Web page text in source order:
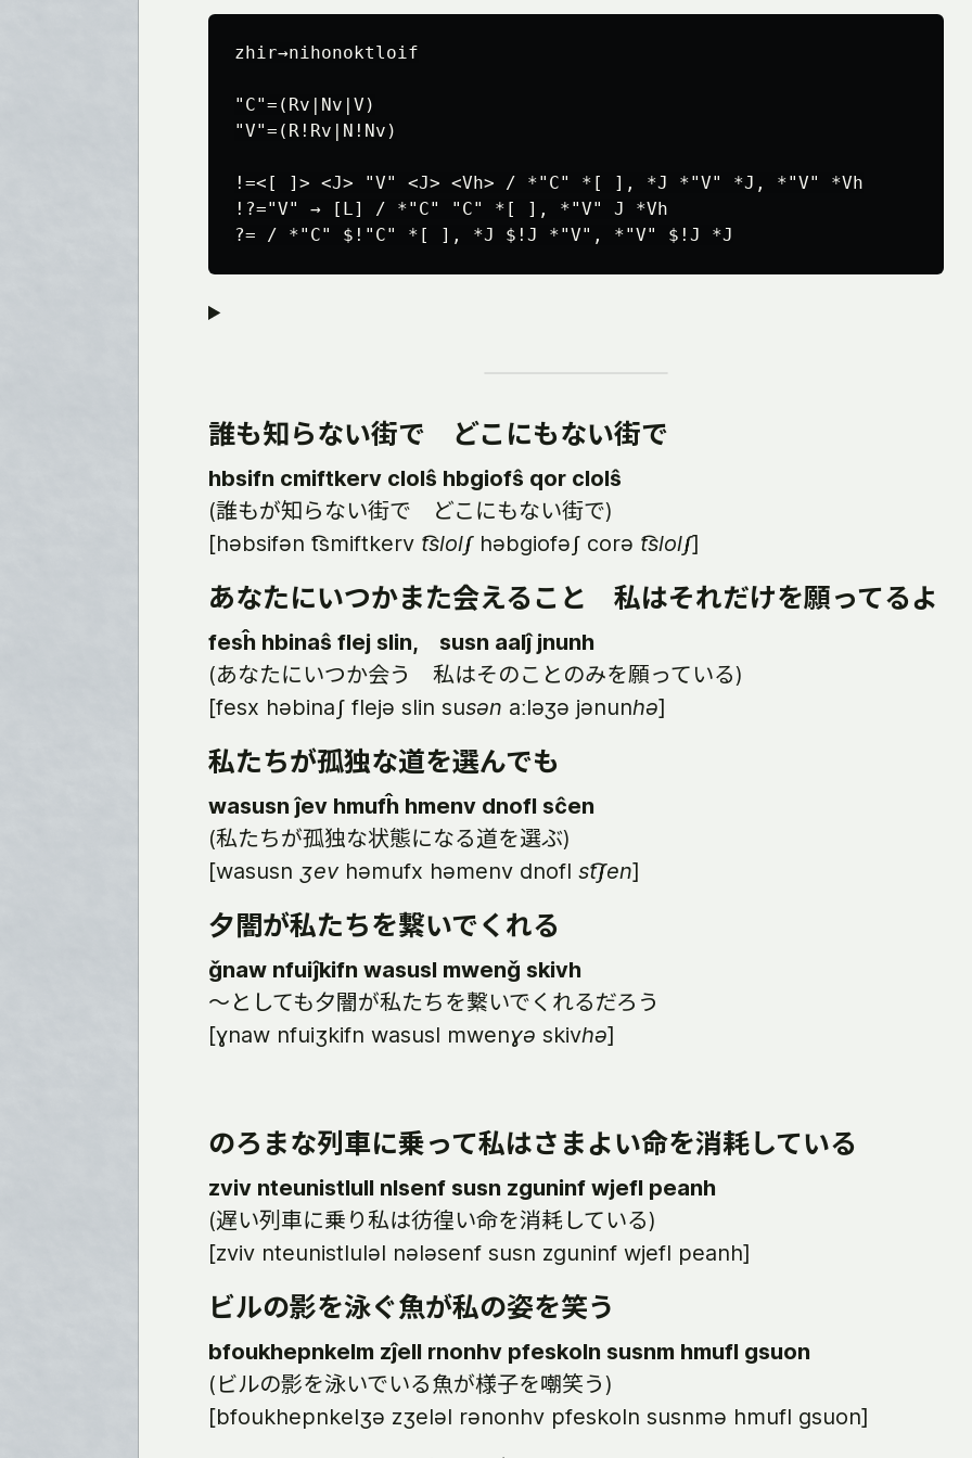
zhir→nihonoktloif
"C"=(Rv|Nv|V)
"V"=(R!Rv|N!Nv)
!=<[ ]> <J> "V" <J> <Vh> / *"C" *[ ], *J *"V" *J, *"V" *Vh
!?="V" → [L] / *"C" "C" *[ ], *"V" J *Vh
誰も知らない街で どこにもない街で
hbsifn cmiftkerv clolŝ hbgiofŝ qor clolŝ
(誰もが知らない街で どこにもない街で)
[həbsifən t͡smiftkerv t͡slolʃhəbgiofəʃ corə t͡slolʃ]
あなたにいつかまた会えること 私はそれだけを願ってるよ
fesĥ hbinaŝ flej slin, susn aalĵ jnunh
(あなたにいつか会う 私はそのことのみを願っている)
[fesx həbinaʃ flejə slin susən aːləʒə jənunhə]
私たちが孤独な道を選んでも
wasusn ĵev hmufĥ hmenv dnofl sĉen
(私たちが孤独な状態になる道を選ぶ)
[wasusn ʒevhəmufx həmenv dnofl st͡ʃen]
夕闇が私たちを繋いでくれる
ǧnaw nfuiĵkifn wasusl mwenǧ skivh
～としても夕闇が私たちを繋いでくれるだろう
[ɣnaw nfuiʒkifn wasusl mwenɣə skivhə]
のろまな列車に乗って私はさまよい命を消耗している
zviv nteunistlull nlsenf susn zguninf wjefl peanh
(遅い列車に乗り私は彷徨い命を消耗している)
[zviv nteunistluləl nələsenf susn zguninf wjefl peanh]
ビルの影を泳ぐ魚が私の姿を笑う
bfoukhepnkelm zĵell rnonhv pfeskoln susnm hmufl gsuon
(ビルの影を泳いでいる魚が様子を嘲笑う)
[bfoukhepnkelʒə zʒeləl rənonhv pfeskoln susnmə hmufl gsuon]